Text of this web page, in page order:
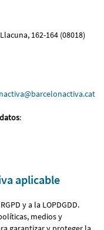
162-164 (08018)
:
aplicable
y a la LOPDGDD.
medios y